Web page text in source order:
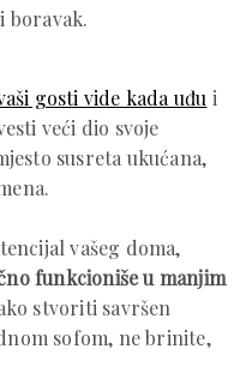
boravak.
gosti vide kada uđu i
veći dio svoje
susreta ukućana,
vašeg doma,
funkcioniše u manjim
stvoriti savršen
sofom, ne brinite,